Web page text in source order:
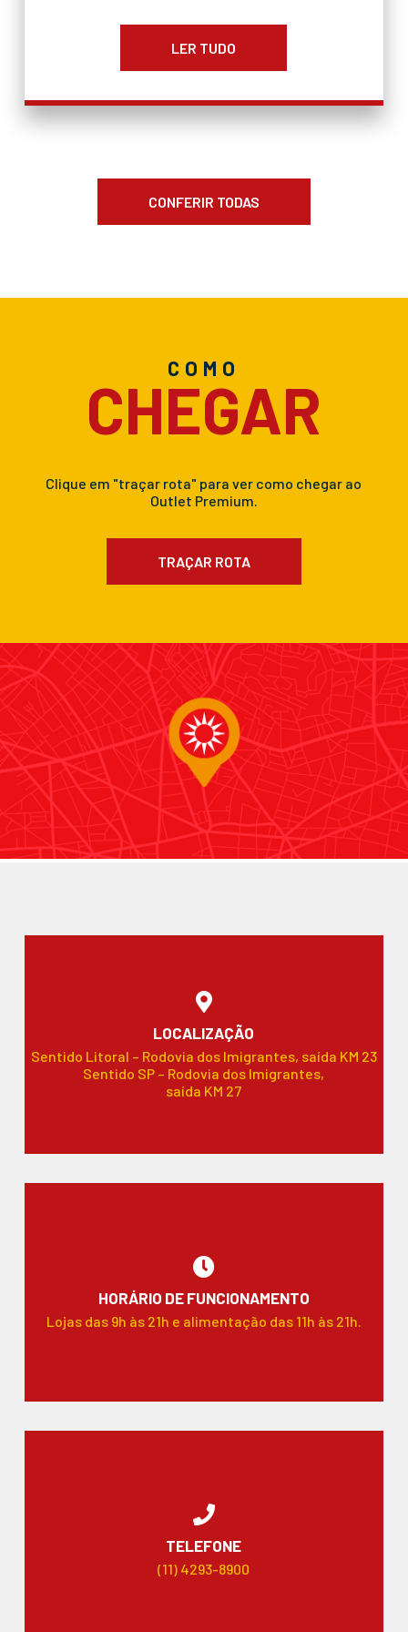
LER TUDO
CONFERIR TODAS
COMO
CHEGAR
Clique em "traçar rota" para ver como chegar ao
Outlet Premium.
TRAÇAR ROTA
LOCALIZAÇÃO
Sentido Litoral – Rodovia dos Imigrantes, saída KM 23
Sentido SP – Rodovia dos Imigrantes,
saída KM 27
HORÁRIO DE FUNCIONAMENTO
Lojas das 9h às 21h e alimentação das 11h às 21h.
TELEFONE
(11) 4293-8900